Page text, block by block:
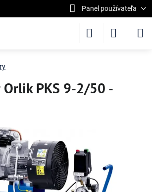
Panel používateľa
Orlik PKS 9-2/50 -